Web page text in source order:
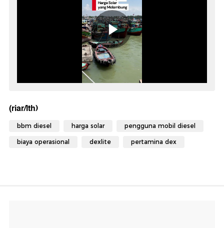
(riar/lth)
bbm diesel harga solar pengguna mobil diesel
biaya operasional dexlite pertamina dex